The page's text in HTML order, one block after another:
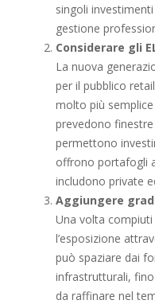
singoli
gestione
Considerare gli
La nuova
per il pubblico
molto più
prevedono
permettono
offrono portafogli
includono private
Aggiungere
Una volta
l’esposizione
può spaziare dai
infrastrutturali,
da raffinare nel